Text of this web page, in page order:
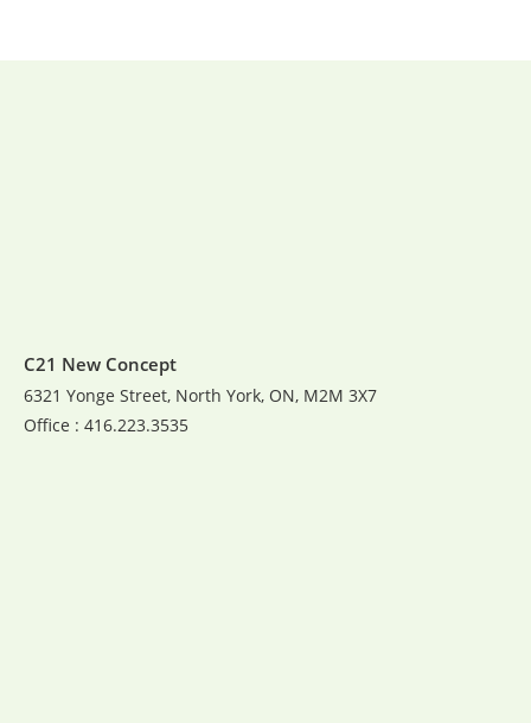
C21 New Concept
6321 Yonge Street, North York, ON, M2M 3X7
Office : 416.223.3535